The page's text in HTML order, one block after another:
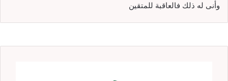
وأنى له ذلك فالعاقبة للمتقين